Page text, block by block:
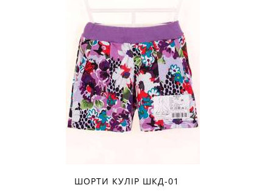
ШОРТИ КУЛІР ШКД-01